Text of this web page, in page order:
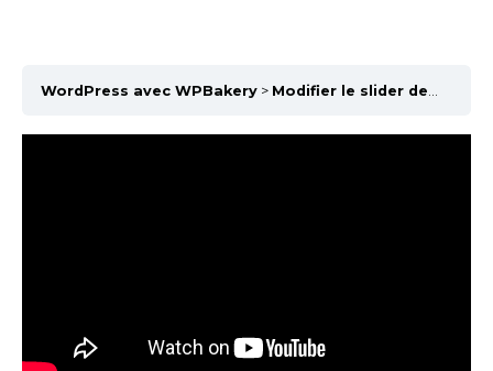
WordPress avec WPBakery Modifier le slider de votre site internet